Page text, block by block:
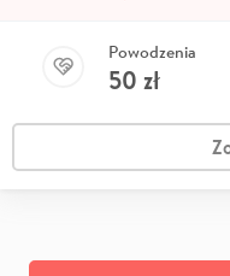
Powodzenia
50 zł